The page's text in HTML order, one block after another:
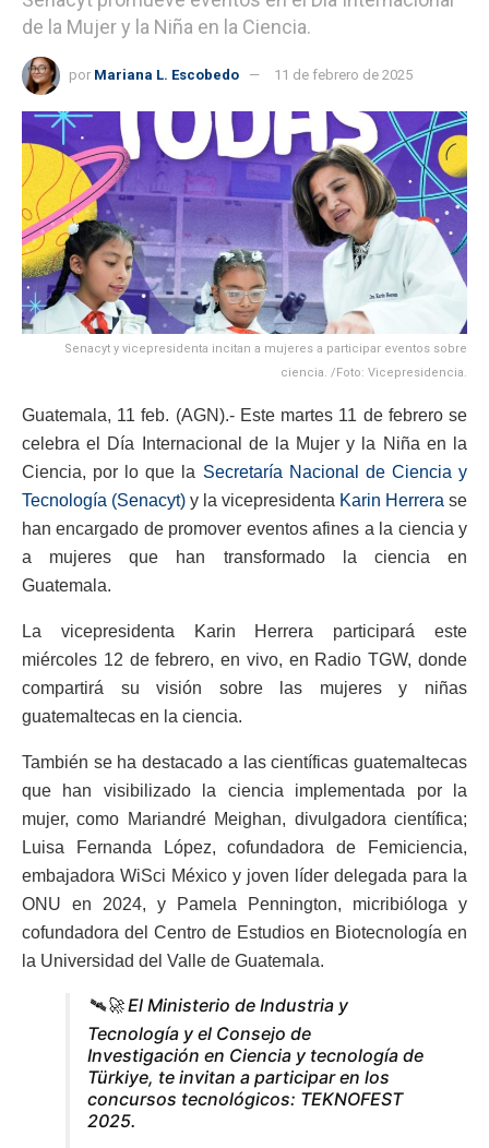
de la Mujer y la Niña en la Ciencia.
por Mariana L. Escobedo 11 de febrero de 2025
Senacyt y vicepresidenta incitan a mujeres a participar eventos sobre
ciencia. /Foto: Vicepresidencia.
Guatemala, 11 feb. (AGN).- Este martes 11 de febrero se
celebra el Día Internacional de la Mujer y la Niña en la
Ciencia, por lo que la Secretaría Nacional de Ciencia y
Tecnología (Senacyt) y la vicepresidenta Karin Herrera se
han encargado de promover eventos afines a la ciencia y
a mujeres que han transformado la ciencia en
Guatemala.
La vicepresidenta Karin Herrera participará este
miércoles 12 de febrero, en vivo, en Radio TGW, donde
compartirá su visión sobre las mujeres y niñas
guatemaltecas en la ciencia.
También se ha destacado a las científicas guatemaltecas
que han visibilizado la ciencia implementada por la
mujer, como Mariandré Meighan, divulgadora científica;
Luisa Fernanda López, cofundadora de Femiciencia,
embajadora WiSci México y joven líder delegada para la
ONU en 2024, y Pamela Pennington, micribióloga y
cofundadora del Centro de Estudios en Biotecnología en
la Universidad del Valle de Guatemala.
🛰🚀 El Ministerio de Industria y
Tecnología y el Consejo de
Investigación en Ciencia y tecnología de
Türkiye, te invitan a participar en los
concursos tecnológicos: TEKNOFEST
2025.